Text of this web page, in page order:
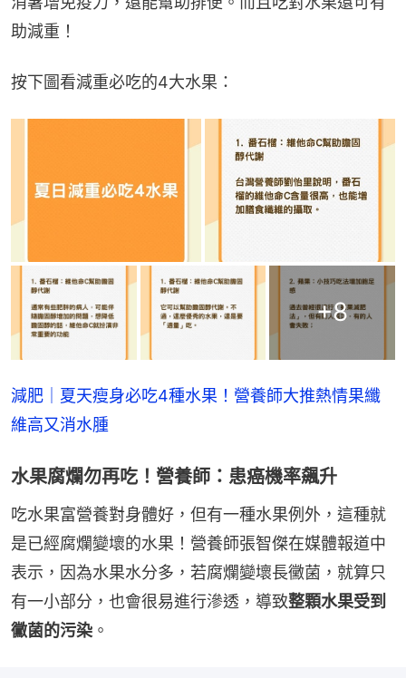
助減重！
按下圖看減重必吃的4大水果：
+8
減肥｜夏天瘦身必吃4種水果！營養師大推熱情果纖
維高又消水腫
水果腐爛勿再吃！營養師：患癌機率飆升
吃水果富營養對身體好，但有一種水果例外，這種就
是已經腐爛變壞的水果！營養師張智傑在媒體報道中
表示，因為水果水分多，若腐爛變壞長黴菌，就算只
有一小部分，也會很易進行滲透，導致整顆水果受到
黴菌的污染 。